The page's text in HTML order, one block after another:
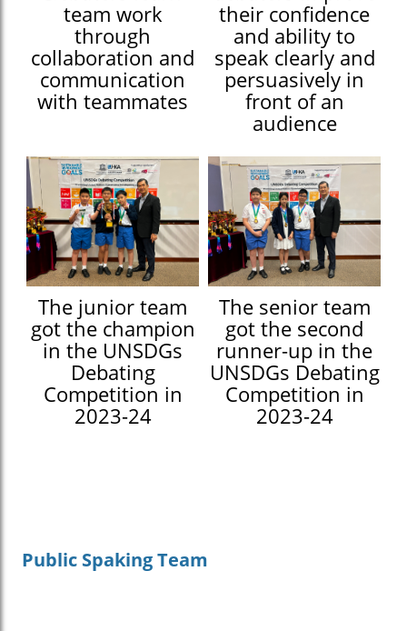
team work
through
collaboration and
communication
with teammates
their confidence
and ability to
speak clearly and
persuasively in
front of an
audience
The junior team
got the champion
in the UNSDGs
Debating
Competition in
2023-24
The senior team
got the second
runner-up in the
UNSDGs Debating
Competition in
2023-24
Public Spaking Team